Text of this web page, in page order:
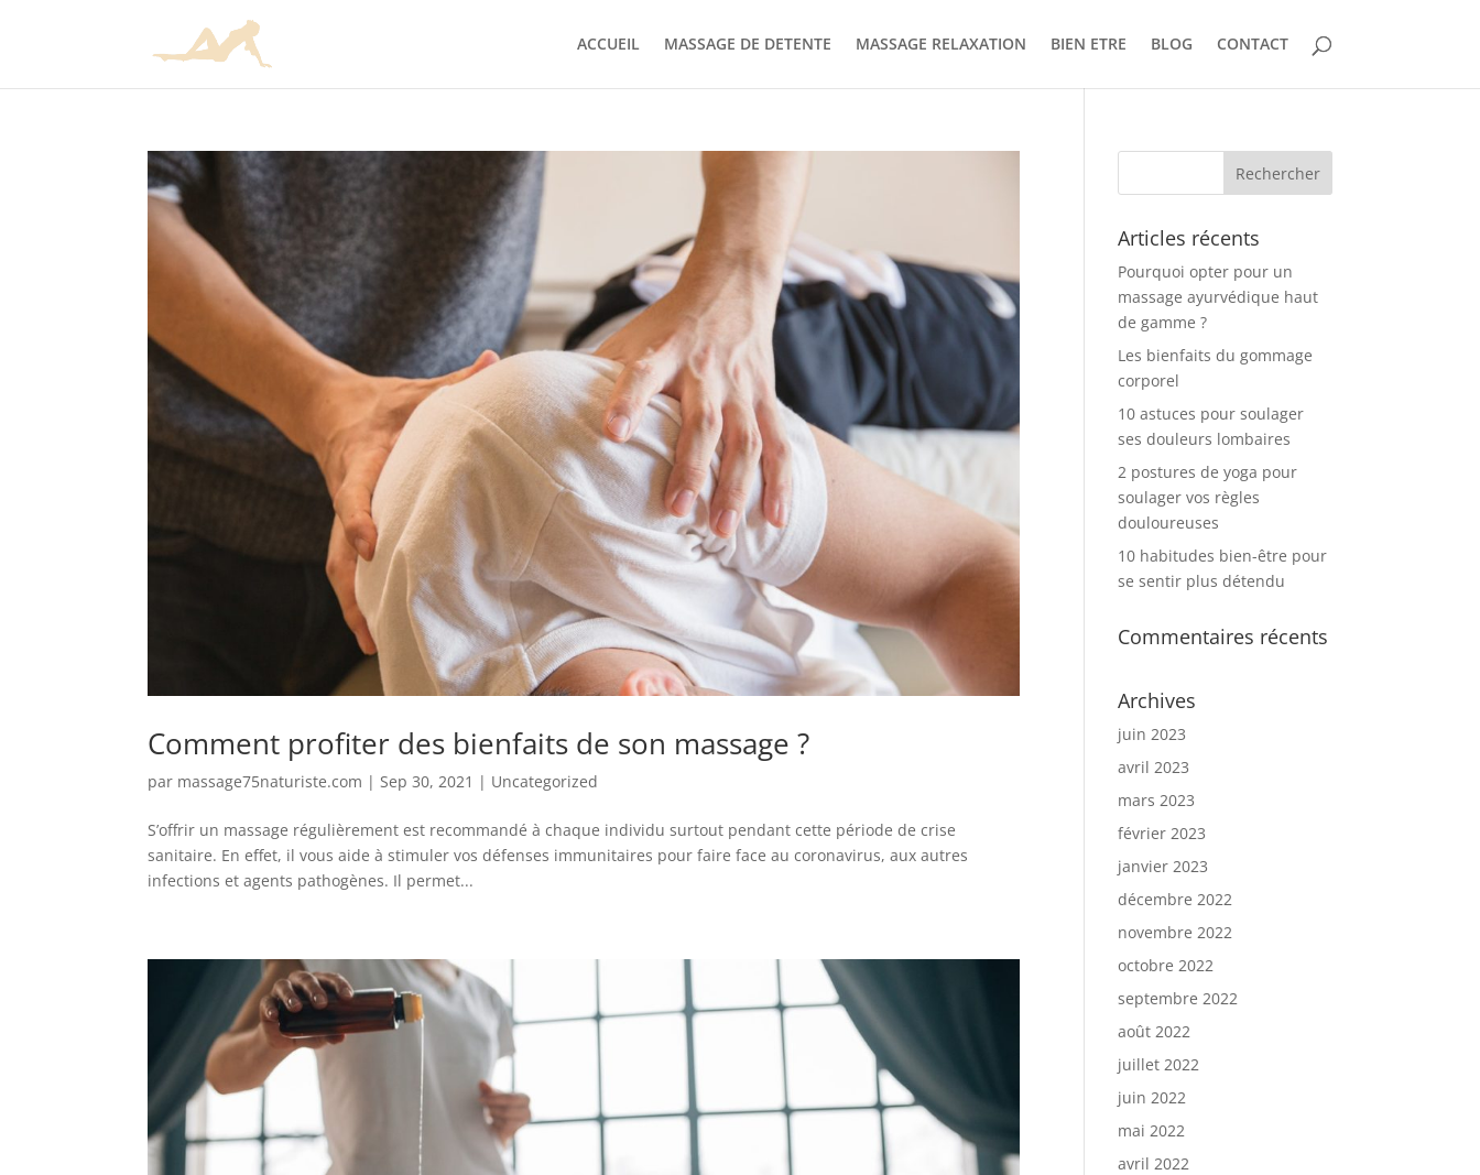
ACCUEIL MASSAGE DE DETENTE MASSAGE RELAXATION BIEN ETRE BLOG CONTACT
Comment profiter des bienfaits de son massage ?
par massage75naturiste.com | Sep 30, 2021 | Uncategorized
S’offrir un massage régulièrement est recommandé à chaque individu surtout pendant cette période de crise
sanitaire. En effet, il vous aide à stimuler vos défenses immunitaires pour faire face au coronavirus, aux autres
infections et agents pathogènes. Il permet...
Articles récents
Pourquoi opter pour un
massage ayurvédique haut
de gamme ?
Les bienfaits du gommage
corporel
10 astuces pour soulager
ses douleurs lombaires
2 postures de yoga pour
soulager vos règles
douloureuses
10 habitudes bien-être pour
se sentir plus détendu
Commentaires récents
Archives
juin 2023
avril 2023
mars 2023
février 2023
janvier 2023
décembre 2022
novembre 2022
octobre 2022
septembre 2022
août 2022
juillet 2022
juin 2022
mai 2022
avril 2022